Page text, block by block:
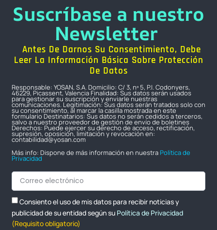
Suscríbase a nuestro
Newsletter
Antes De Darnos Su Consentimiento, Debe
Leer La Información Básica Sobre Protección
De Datos
Responsable: YOSAN, S.A. Domicilio: C/ 3, nº 5, P.I. Codonyers,
46229, Picassent, Valencia Finalidad: Sus datos serán usados
para gestionar su suscripción y enviarle nuestras
comunicaciones. Legitimación: Sus datos serán tratados solo con
su consentimiento, al marcar la casilla mostrada en este
formulario Destinatarios: Sus datos no serán cedidos a terceros,
salvo a nuestro proveedor de gestión de envío de boletines
Derechos: Puede ejercer su derecho de acceso, rectificación,
supresión, oposición, limitación y revocación en:
contabilidad@yosan.com
Más info: Dispone de más información en nuestra Política de
Privacidad
Consiento el uso de mis datos para recibir noticias y
publicidad de su entidad según su Política de Privacidad
(Requisito obligatorio)